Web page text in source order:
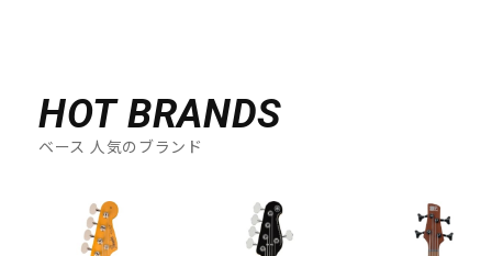
HOT BRANDS
ベース 人気のブランド